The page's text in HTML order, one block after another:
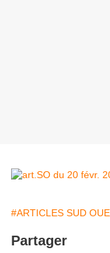
#ARTICLES SUD
Partager